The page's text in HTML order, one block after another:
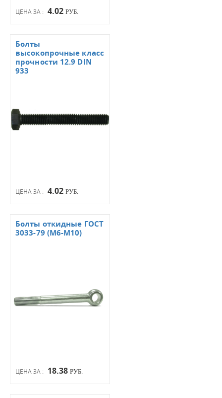
ЦЕНА ЗА : 4.02 РУБ.
ЦЕНА ЗА : 4.02 РУБ.
Болты
высокопрочные класс
прочности 12.9 DIN
933
ЦЕНА ЗА : 18.38 РУБ.
Болты откидные ГОСТ
3033-79 (М6-М10)